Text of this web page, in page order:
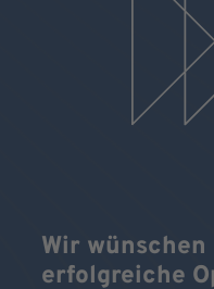
Wir
erfolgreiche